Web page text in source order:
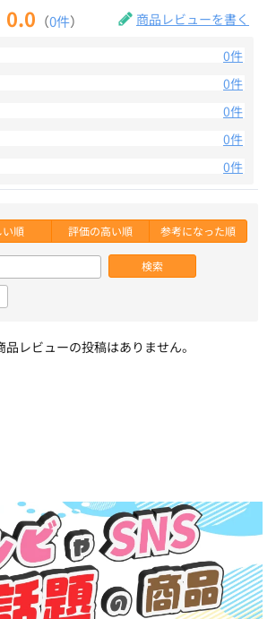
0.0 （0件） 商品レビューを書く
0件
0件
0件
0件
0件
順 評価の高い順 参考になった順
検索
品レビューの投稿はありません。